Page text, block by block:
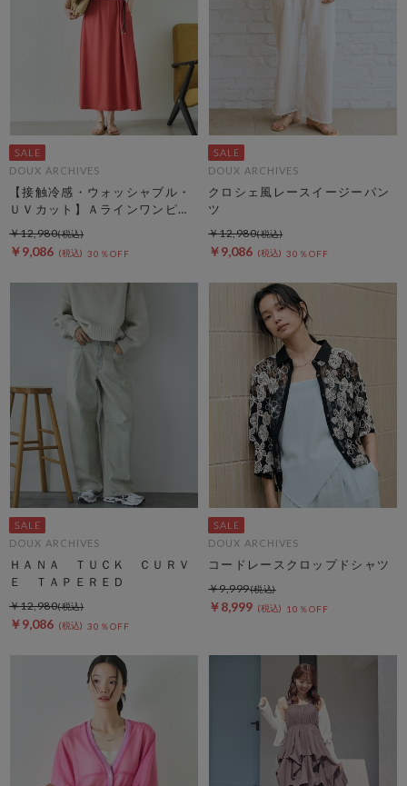
DOUX ARCHIVES
【接触冷感・ウォッシャブル・
ＵＶカット】Ａラインワンピー
ス
￥9,086 30％OFF
￥12,980
DOUX ARCHIVES
クロシェ風レースイージーパン
ツ
￥9,086 30％OFF
￥12,980
DOUX ARCHIVES
ＨＡＮＡ ＴＵＣＫ ＣＵＲＶ
Ｅ ＴＡＰＥＲＥＤ
￥9,086 30％OFF
￥12,980
DOUX ARCHIVES
コードレースクロップドシャツ
￥8,999 10％OFF
￥9,999